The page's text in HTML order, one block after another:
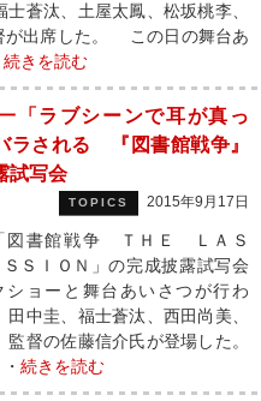
蒼汰、土屋太鳳、松坂桃李、
が出席した。 この日の舞台あ
続きを読む
「ラブシーンで耳が真っ
ラされる 『図書館戦争』
試写会
TOPICS 2015年9月17日
図書館戦争 ＴＨＥ ＬＡＳ
ＳＩＯＮ」の完成披露試写会
ショーと舞台あいさつが行わ
中圭、福士蒼汰、西田尚美、
督の佐藤信介氏が登場した。
続きを読む